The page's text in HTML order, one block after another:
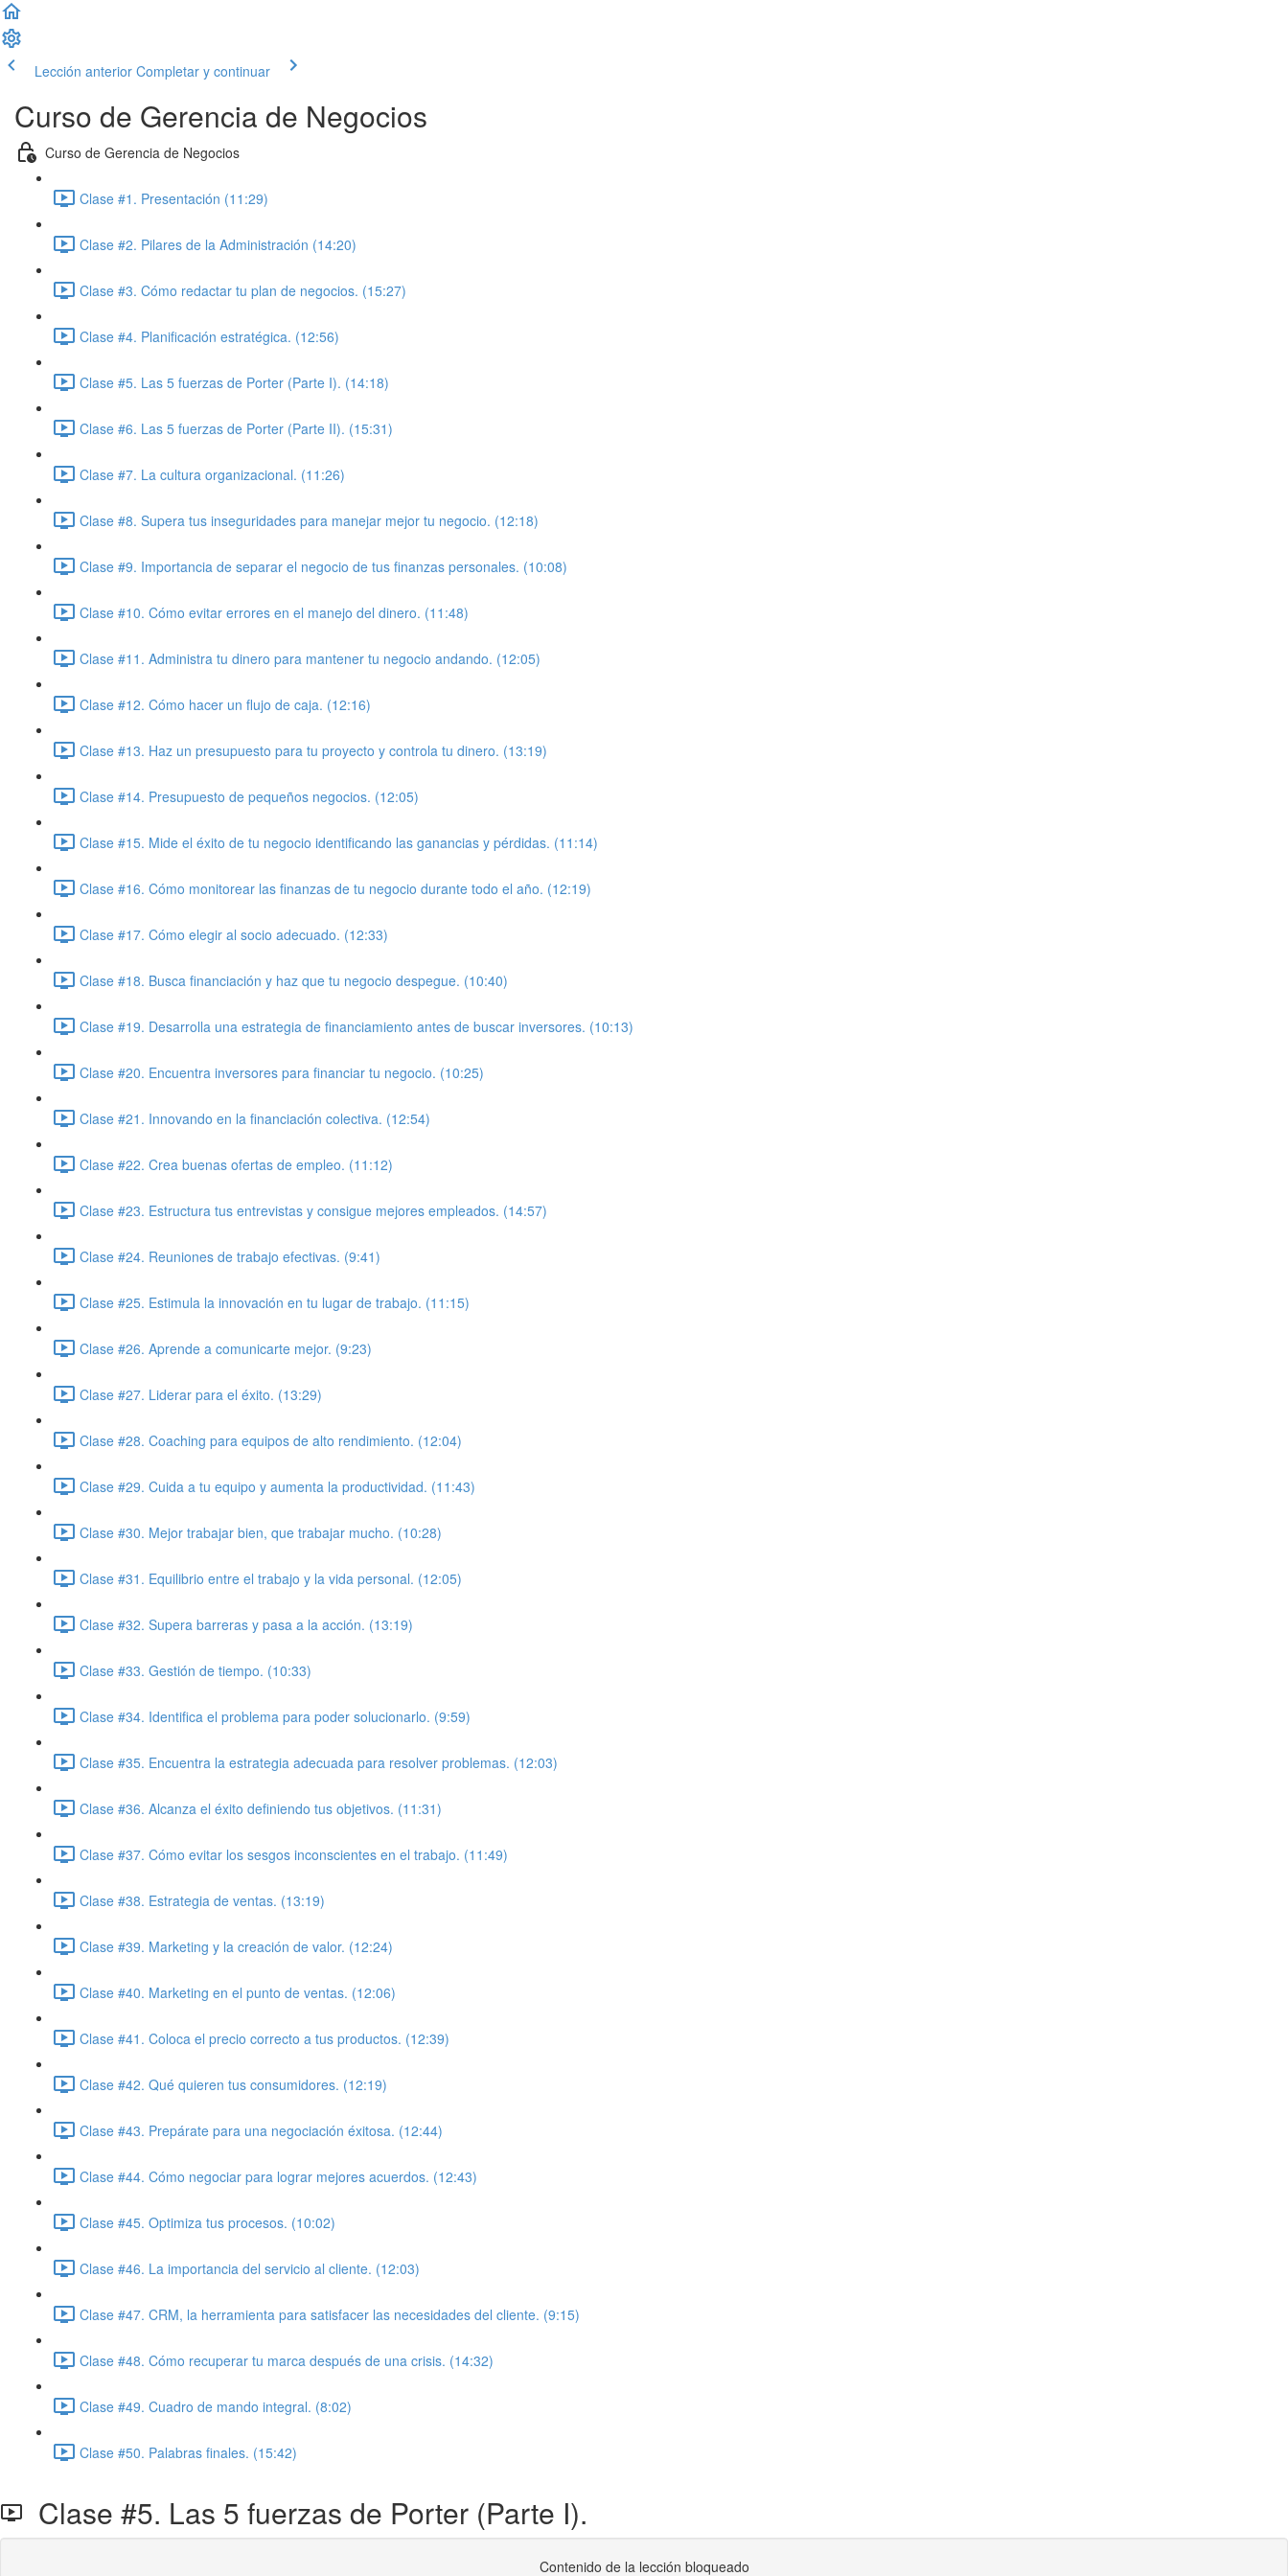
Lección anterior Completar y continuar
Curso de Gerencia de Negocios
Curso de Gerencia de Negocios
Clase #1. Presentación (11:29)
Clase #2. Pilares de la Administración (14:20)
Clase #3. Cómo redactar tu plan de negocios. (15:27)
Clase #4. Planificación estratégica. (12:56)
Clase #5. Las 5 fuerzas de Porter (Parte I). (14:18)
Clase #6. Las 5 fuerzas de Porter (Parte II). (15:31)
Clase #7. La cultura organizacional. (11:26)
Clase #8. Supera tus inseguridades para manejar mejor tu negocio. (12:18)
Clase #9. Importancia de separar el negocio de tus finanzas personales. (10:08)
Clase #10. Cómo evitar errores en el manejo del dinero. (11:48)
Clase #11. Administra tu dinero para mantener tu negocio andando. (12:05)
Clase #12. Cómo hacer un flujo de caja. (12:16)
Clase #13. Haz un presupuesto para tu proyecto y controla tu dinero. (13:19)
Clase #14. Presupuesto de pequeños negocios. (12:05)
Clase #15. Mide el éxito de tu negocio identificando las ganancias y pérdidas. (11:14)
Clase #16. Cómo monitorear las finanzas de tu negocio durante todo el año. (12:19)
Clase #17. Cómo elegir al socio adecuado. (12:33)
Clase #18. Busca financiación y haz que tu negocio despegue. (10:40)
Clase #19. Desarrolla una estrategia de financiamiento antes de buscar inversores. (10:13)
Clase #20. Encuentra inversores para financiar tu negocio. (10:25)
Clase #21. Innovando en la financiación colectiva. (12:54)
Clase #22. Crea buenas ofertas de empleo. (11:12)
Clase #23. Estructura tus entrevistas y consigue mejores empleados. (14:57)
Clase #24. Reuniones de trabajo efectivas. (9:41)
Clase #25. Estimula la innovación en tu lugar de trabajo. (11:15)
Clase #26. Aprende a comunicarte mejor. (9:23)
Clase #27. Liderar para el éxito. (13:29)
Clase #28. Coaching para equipos de alto rendimiento. (12:04)
Clase #29. Cuida a tu equipo y aumenta la productividad. (11:43)
Clase #30. Mejor trabajar bien, que trabajar mucho. (10:28)
Clase #31. Equilibrio entre el trabajo y la vida personal. (12:05)
Clase #32. Supera barreras y pasa a la acción. (13:19)
Clase #33. Gestión de tiempo. (10:33)
Clase #34. Identifica el problema para poder solucionarlo. (9:59)
Clase #35. Encuentra la estrategia adecuada para resolver problemas. (12:03)
Clase #36. Alcanza el éxito definiendo tus objetivos. (11:31)
Clase #37. Cómo evitar los sesgos inconscientes en el trabajo. (11:49)
Clase #38. Estrategia de ventas. (13:19)
Clase #39. Marketing y la creación de valor. (12:24)
Clase #40. Marketing en el punto de ventas. (12:06)
Clase #41. Coloca el precio correcto a tus productos. (12:39)
Clase #42. Qué quieren tus consumidores. (12:19)
Clase #43. Prepárate para una negociación éxitosa. (12:44)
Clase #44. Cómo negociar para lograr mejores acuerdos. (12:43)
Clase #45. Optimiza tus procesos. (10:02)
Clase #46. La importancia del servicio al cliente. (12:03)
Clase #47. CRM, la herramienta para satisfacer las necesidades del cliente. (9:15)
Clase #48. Cómo recuperar tu marca después de una crisis. (14:32)
Clase #49. Cuadro de mando integral. (8:02)
Clase #50. Palabras finales. (15:42)
Clase #5. Las 5 fuerzas de Porter (Parte I).
Contenido de la lección bloqueado